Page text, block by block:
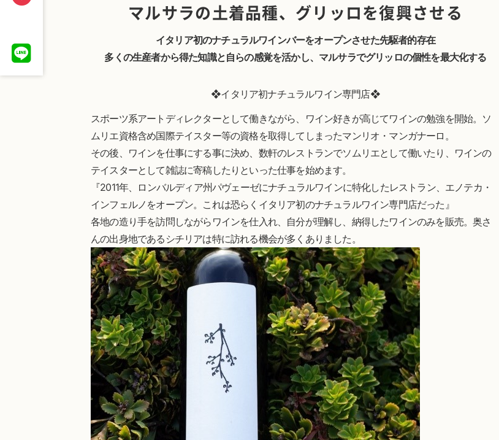
マルサラの土着品種、グリッロを復興させる
イタリア初のナチュラルワインバーをオープンさせた先駆者的存在
多くの生産者から得た知識と自らの感覚を活かし、マルサラでグリッロの個性を最大化する
❖イタリア初ナチュラルワイン専門店❖
スポーツ系アートディレクターとして働きながら、ワイン好きが高じてワインの勉強を開始。ソ
ムリエ資格含め国際テイスター等の資格を取得してしまったマンリオ・マンガナーロ。
その後、ワインを仕事にする事に決め、数軒のレストランでソムリエとして働いたり、ワインの
テイスターとして雑誌に寄稿したりといった仕事を始めます。
『2011年、ロンバルディア州パヴェーゼにナチュラルワインに特化したレストラン、エノテカ・
インフェルノをオープン。これは恐らくイタリア初のナチュラルワイン専門店だった』
各地の造り手を訪問しながらワインを仕入れ、自分が理解し、納得したワインのみを販売。奥さ
んの出身地であるシチリアは特に訪れる機会が多くありました。